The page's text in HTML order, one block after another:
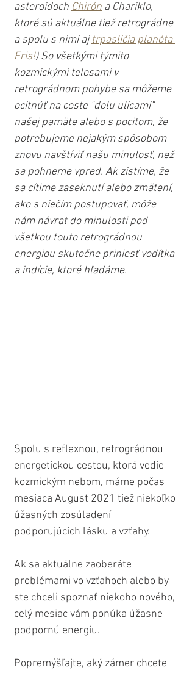
asteroidoch Chirón a Chariklo,
ktoré sú aktuálne tiež retrográdne
a spolu s nimi aj trpasličia planéta
Eris!) So všetkými týmito
kozmickými telesami v
retrográdnom pohybe sa môžeme
ocitnúť na ceste "dolu ulicami"
našej pamäte alebo s pocitom, že
potrebujeme nejakým spôsobom
znovu navštíviť našu minulosť, než
sa pohneme vpred. Ak zistíme, že
sa cítime zaseknutí alebo zmätení,
ako s niečím postupovať, môže
nám návrat do minulosti pod
všetkou touto retrográdnou
energiou skutočne priniesť vodítka
a indície, ktoré hľadáme.
Spolu s reflexnou, retrográdnou
energetickou cestou, ktorá vedie
kozmickým nebom, máme počas
mesiaca August 2021 tiež niekoľko
úžasných zosúladení
podporujúcich lásku a vzťahy.
Ak sa aktuálne zaoberáte
problémami vo vzťahoch alebo by
ste chceli spoznať niekoho nového,
celý mesiac vám ponúka úžasne
podpornú energiu.
Popremýšľajte, aký zámer chcete